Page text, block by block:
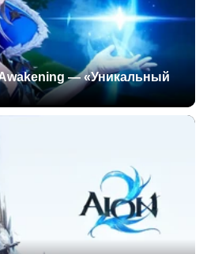
— «Уникальный